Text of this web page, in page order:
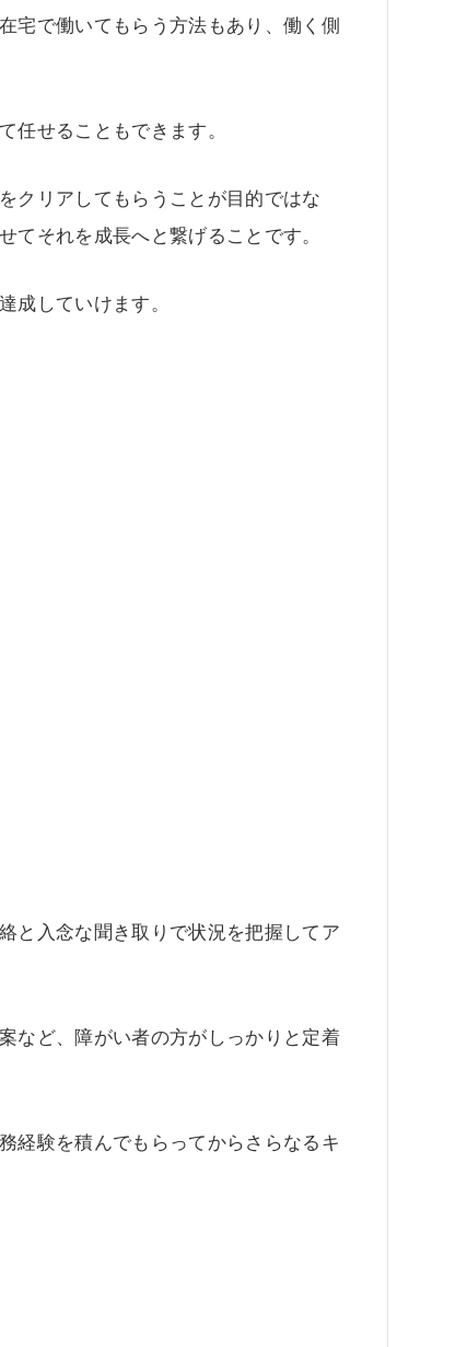
宅で働いてもらう方法もあり、働く側
任せることもできます。
クリアしてもらうことが目的ではな
てそれを成長へと繋げることです。
成していけます。
と入念な聞き取りで状況を把握してア
など、障がい者の方がしっかりと定着
経験を積んでもらってからさらなるキ